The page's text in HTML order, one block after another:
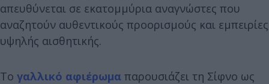
απευθύνεται σε εκατομμύρια αναγνώστες που
αναζητούν αυθεντικούς προορισμούς και εμπειρίες
υψηλής αισθητικής.
Το γαλλικό αφιέρωμα παρουσιάζει τη Σίφνο ως